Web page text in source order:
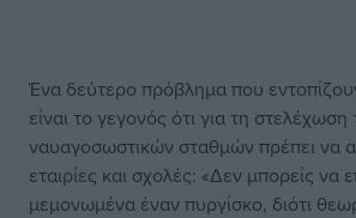
Ένα δεύτερο πρόβλημα που
είναι το γεγονός ότι για τη στελέχωση
ναυαγοσωστικών σταθμών πρέπει να
εταιρίες και σχολές: «Δεν μπορείς να
μεμονωμένα έναν πυργίσκο, διότι